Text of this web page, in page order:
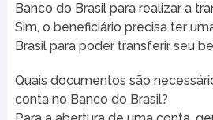
Banco do Brasil para realizar a
Sim, o beneficiário precisa ter
Brasil para poder transferir seu
Quais documentos são
conta no Banco do Brasil?